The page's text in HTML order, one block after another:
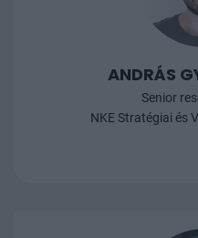
ANDRÁS
Senior
NKE Stratégiai és